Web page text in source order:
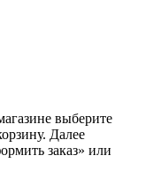
выберите
Далее
заказ» или